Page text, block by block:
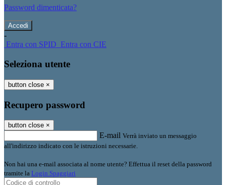
Password dimenticata?
-
Entra con SPID Entra con CIE
Seleziona utente
button close ×
Recupero password
button close ×
E-mail Verrà inviato un messaggio
all'indirizzo indicato con le istruzioni necessarie.
Non hai una e-mail associata al nome utente? Effettua il reset della password
tramite la Login Spaggiari